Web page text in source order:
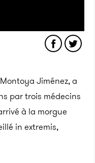
Jiménez, a
par trois médecins
à la morgue
in extremis,